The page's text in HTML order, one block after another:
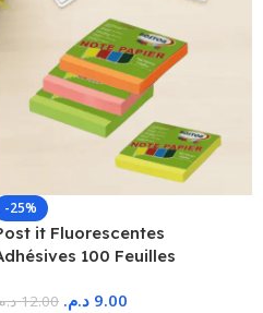
-25%
it Fluorescentes
100 Feuilles
12.00 9.00 د.م.